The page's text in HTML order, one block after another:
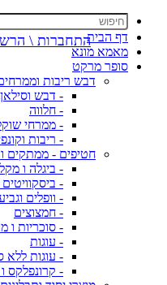
דף הבית
מאמא מונא
סופר מרקט
דבש ריבות
- דבש וסילאן
- חלווה
- ממרחי
- ריבות
חטיפים - ממתקים
- ביגלה ו
-
- וופלים
- חמצוצים
- סוכריות ו
- עוגות
- עוגות ללא
- קרונפלקס ו
התחברות \